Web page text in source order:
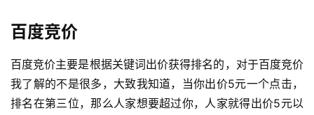
百度竞价
百度竞价主要是根据关键词出价获得排名的，对于百度竞价
我了解的不是很多，大致我知道，当你出价5元一个点击，
排名在第三位，那么人家想要超过你，人家就得出价5元以